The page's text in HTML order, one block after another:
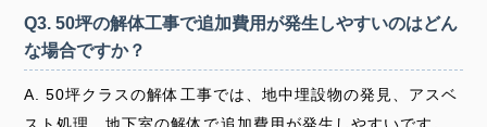
Q3. 50坪の解体工事で追加費用が発生しやすいのはどん
な場合ですか？
A. 50坪クラスの解体工事では、地中埋設物の発見、アスベ